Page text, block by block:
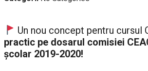
Un nou concept pentru cursul
practic pe dosarul comisiei
școlar 2019-2020!